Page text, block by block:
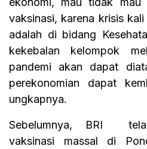
vaksinasi, karena krisis
adalah di bidang
kekebalan kelompok
pandemi akan dapat
perekonomian dapat
ungkapnya.
Sebelumnya, BRI
vaksinasi massal di